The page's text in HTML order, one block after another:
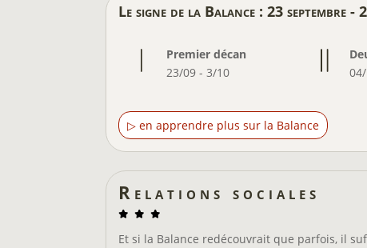
Le signe de la Balance : 23 septembre -
Premier décan
23/09 - 3/10
▷ en apprendre plus sur la Balance
Relations sociales
Et si la Balance redécouvrait que parfois, il